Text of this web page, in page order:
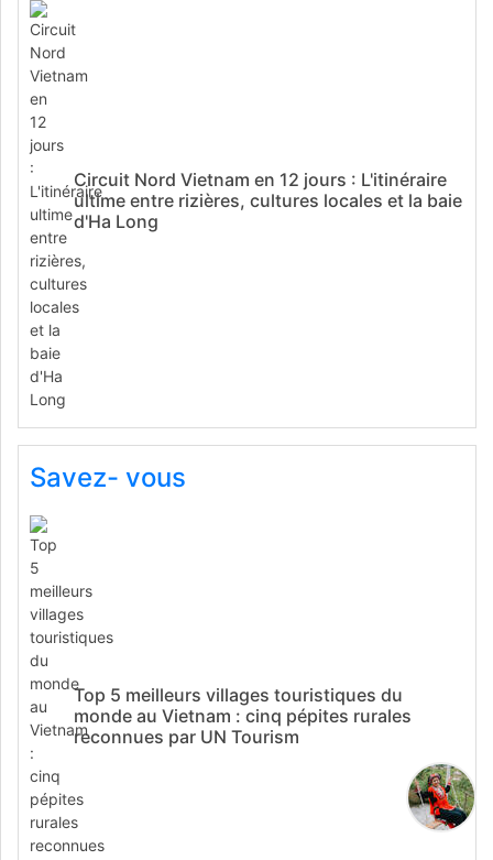
Circuit Nord Vietnam en 12 jours : L'itinéraire
ultime entre rizières, cultures locales et la baie
d'Ha Long
Savez- vous
Top 5 meilleurs villages touristiques du
monde au Vietnam : cinq pépites rurales
reconnues par UN Tourism